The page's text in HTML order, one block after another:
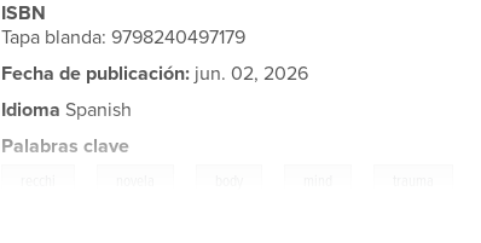
ISBN
Tapa blanda: 9798240497179
Fecha de publicación: jun. 02, 2026
Idioma Spanish
Palabras clave